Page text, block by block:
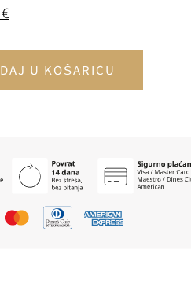
€
U KOŠARICU